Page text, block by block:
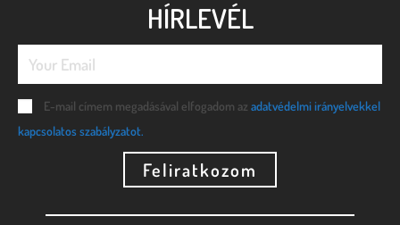
HÍRLEVÉL
E-mail címem megadásával elfogadom az adatvédelmi irányelvekkel
kapcsolatos szabályzatot.
Feliratkozom